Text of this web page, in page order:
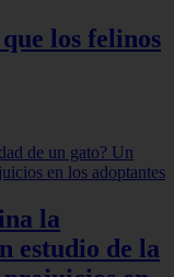
los felinos
la
estudio de la